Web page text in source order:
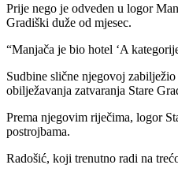
Prije nego je odveden u logor
Gradiški duže od mjesec.
“Manjača je bio hotel ‘A
Sudbine slične njegovoj
obilježavanja zatvaranja Stare
Prema njegovim riječima, logor
postrojbama.
Radošić, koji trenutno radi na